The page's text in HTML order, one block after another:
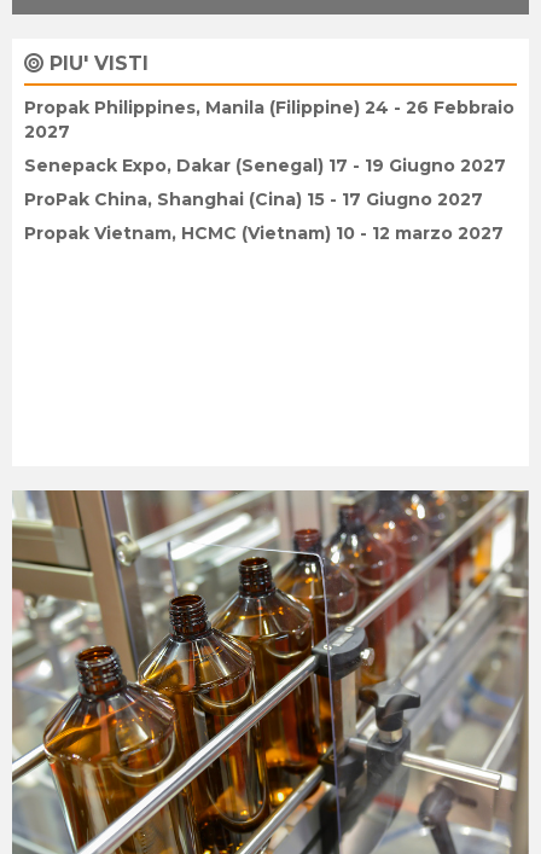
PIU' VISTI
Propak Philippines, Manila (Filippine) 24 - 26 Febbraio
2027
Senepack Expo, Dakar (Senegal) 17 - 19 Giugno 2027
ProPak China, Shanghai (Cina) 15 - 17 Giugno 2027
Propak Vietnam, HCMC (Vietnam) 10 - 12 marzo 2027